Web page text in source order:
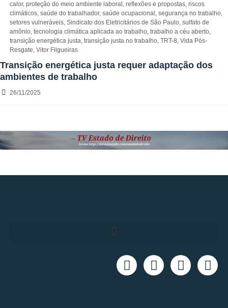
calor, proteção do meio ambiente laboral , reflexões e propostas, riscos
climáticos, saúde do trabalhador, saúde ocupacional , segurança no trabalho,
setores vulneráveis, Sindicato dos Eletricitários de São Paulo, sulfato de
amônio, tecnologia climática aplicada ao trabalho, trabalho a céu aberto,
transição energética justa, transição justa no trabalho, TRT-8, Vida Pós-
Resgate, Vitor Filgueiras
Transição energética justa requer adaptação dos
ambientes de trabalho
26/11/2025